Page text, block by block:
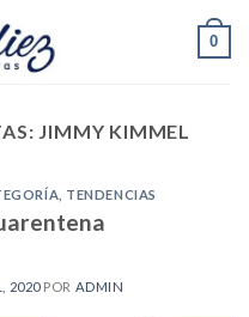
0
JIMMY KIMMEL
TENDENCIAS
2020POR ADMIN